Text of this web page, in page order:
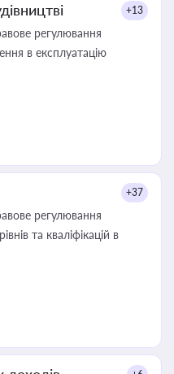
+13
регулювання
в експлуатацію
+37
регулювання
та кваліфікацій в